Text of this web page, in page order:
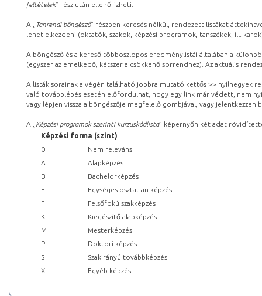
feltételek” rész után ellenőrizheti.
A „ Tanrendi böngésző” részben keresés nélkül, rendezett listákat
lehet elkezdeni (oktatók, szakok, képzési programok, tanszékek, ill.
A böngésző és a kereső többoszlopos eredménylistái általában a
(egyszer az emelkedő, kétszer a csökkenő sorrendhez). Az aktuális
A listák sorainak a végén található jobbra mutató kettős >> nyílhegyek
való továbblépés esetén előfordulhat, hogy egy link már védett, nem
vagy lépjen vissza a böngészője megfelelő gombjával, vagy
A „ Képzési programok szerinti kurzuskódlista” képernyőn két adat
Képzési forma (szint)
0
Nem releváns
A
Alapképzés
B
Bachelorképzés
E
Egységes osztatlan képzés
F
Felsőfokú szakképzés
K
Kiegészítő alapképzés
M
Mesterképzés
P
Doktori képzés
S
Szakirányú továbbképzés
X
Egyéb képzés